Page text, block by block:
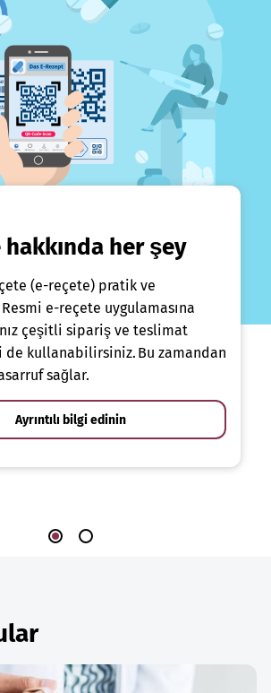
hakkında her şey
(e-reçete) pratik ve
Resmi e-reçete uygulamasına
çeşitli sipariş ve teslimat
de kullanabilirsiniz. Bu zamandan
sağlar.
Ayrıntılı bilgi edinin